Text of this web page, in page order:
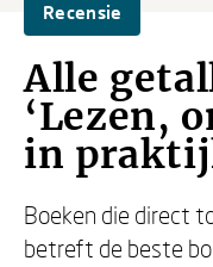
Recensie
Alle
‘Lezen,
in
Boeken die direct
betreft de beste